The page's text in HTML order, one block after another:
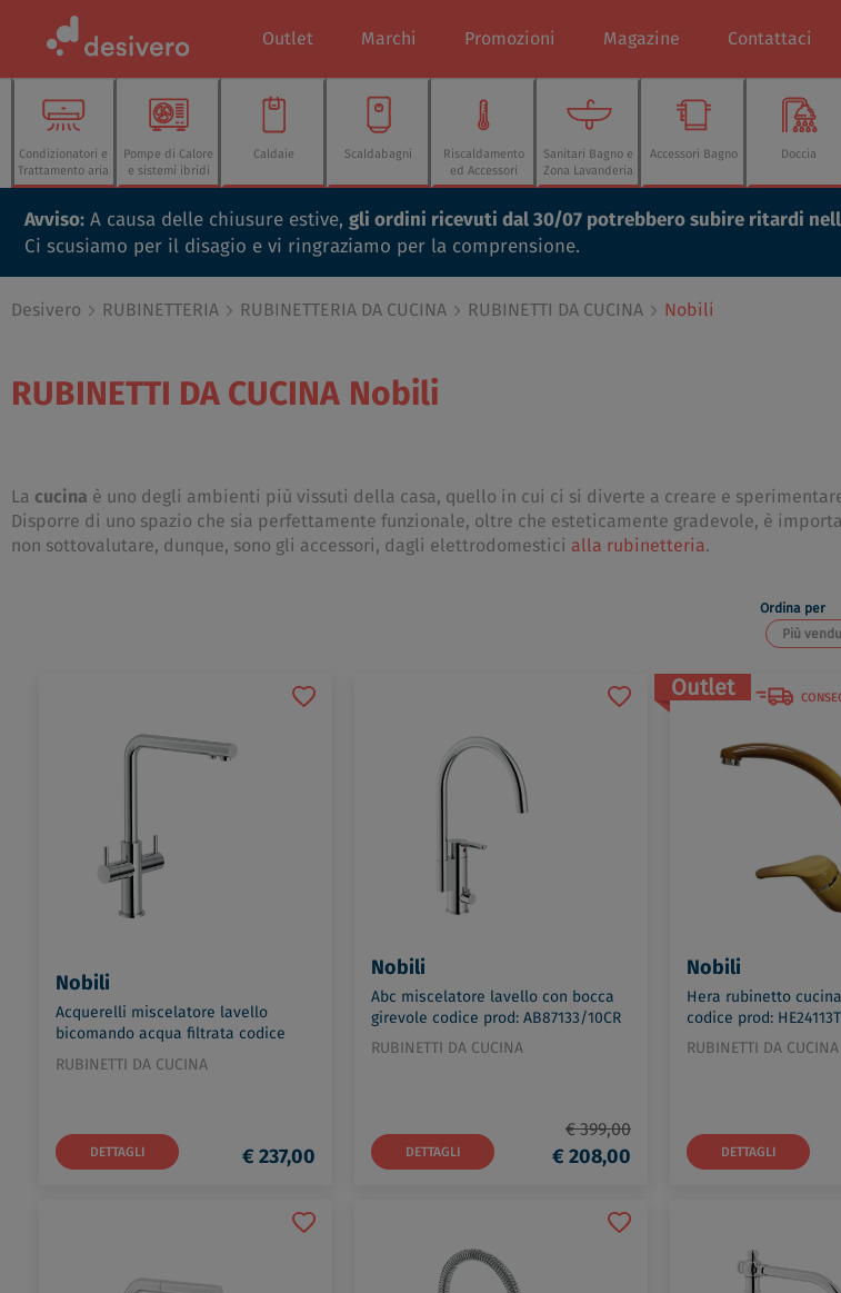
Outlet Marchi Promozioni Magazine Contattaci
Condizionatori e
Trattamento aria
Pompe di Calore
e sistemi ibridi
Caldaie Scaldabagni
Riscaldamento
ed Accessori
Sanitari Bagno e
Zona Lavanderia
Accessori Bagno Doccia
Avviso: A causa delle chiusure estive, gli ordini ricevuti dal 30/07 potrebbero subire ritardi
Ci scusiamo per il disagio e vi ringraziamo per la comprensione.
Desivero RUBINETTERIA RUBINETTERIA DA CUCINA RUBINETTI DA CUCINA Nobili
RUBINETTI DA CUCINA Nobili
La cucina è uno degli ambienti più vissuti della casa, quello in cui ci si diverte a creare e
Disporre di uno spazio che sia perfettamente funzionale, oltre che esteticamente gradevole, è
non sottovalutare, dunque, sono gli accessori, dagli elettrodomestici alla rubinetteria.
Ordina per
Più
Nobili
Acquerelli miscelatore lavello
bicomando acqua filtrata codice
prod: AQ93823/3VCR
RUBINETTI DA CUCINA
DETTAGLI € 237,00
Nobili
Abc miscelatore lavello con bocca
girevole codice prod: AB87133/10CR
RUBINETTI DA CUCINA
DETTAGLI
€ 399,00
€ 208,00
Outlet
Nobili
Hera rubinetto
codice prod:
RUBINETTI DA CUCINA
DETTAGLI